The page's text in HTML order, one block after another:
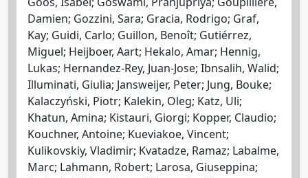
Damien; Gozzini, Sara; Gracia, Rodrigo; Graf,
Kay; Guidi, Carlo; Guillon, Benoît; Gutiérrez,
Miguel; Heijboer, Aart; Hekalo, Amar; Hennig,
Lukas; Hernandez-Rey, Juan-Jose; Ibnsalih, Walid;
Illuminati, Giulia; Jansweijer, Peter; Jung, Bouke;
Kalaczyński, Piotr; Kalekin, Oleg; Katz, Uli;
Khatun, Amina; Kistauri, Giorgi; Kopper, Claudio;
Kouchner, Antoine; Kueviakoe, Vincent;
Kulikovskiy, Vladimir; Kvatadze, Ramaz; Labalme,
Marc; Lahmann, Robert; Larosa, Giuseppina;